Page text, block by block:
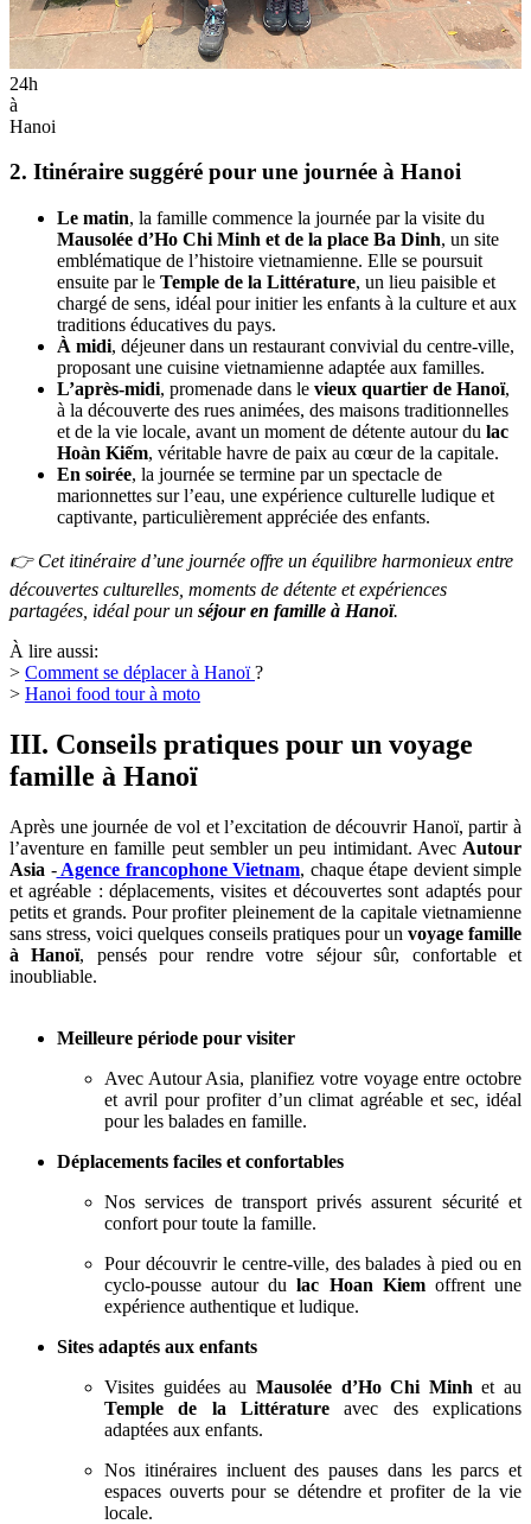
24h
à
Hanoi
2. Itinéraire suggéré pour une journée à Hanoi
Le matin, la famille commence la journée par la visite du
Mausolée d’Ho Chi Minh et de la place Ba Dinh, un site
emblématique de l’histoire vietnamienne. Elle se poursuit
ensuite par le Temple de la Littérature, un lieu paisible et
chargé de sens, idéal pour initier les enfants à la culture et aux
traditions éducatives du pays.
À midi, déjeuner dans un restaurant convivial du centre-ville,
proposant une cuisine vietnamienne adaptée aux familles.
L’après-midi, promenade dans le vieux quartier de Hanoï,
à la découverte des rues animées, des maisons traditionnelles
et de la vie locale, avant un moment de détente autour du lac
Hoàn Kiếm, véritable havre de paix au cœur de la capitale.
En soirée, la journée se termine par un spectacle de
marionnettes sur l’eau, une expérience culturelle ludique et
captivante, particulièrement appréciée des enfants.
👉 Cet itinéraire d’une journée offre un équilibre harmonieux entre
découvertes culturelles, moments de détente et expériences
partagées, idéal pour un séjour en famille à Hanoï.
À lire aussi:
> Comment se déplacer à Hanoï?
> Hanoi food tour à moto
III. Conseils pratiques pour un voyage
famille à Hanoï
Après une journée de vol et l’excitation de découvrir Hanoï, partir à
l’aventure en famille peut sembler un peu intimidant. Avec Autour
Asia -Agence francophone Vietnam, chaque étape devient simple
et agréable : déplacements, visites et découvertes sont adaptés pour
petits et grands. Pour profiter pleinement de la capitale vietnamienne
sans stress, voici quelques conseils pratiques pour un voyage famille
à Hanoï, pensés pour rendre votre séjour sûr, confortable et
inoubliable.
Meilleure période pour visiter
Avec Autour Asia, planifiez votre voyage entre octobre
et avril pour profiter d’un climat agréable et sec, idéal
pour les balades en famille.
Déplacements faciles et confortables
Nos services de transport privés assurent sécurité et
confort pour toute la famille.
Pour découvrir le centre-ville, des balades à pied ou en
cyclo-pousse autour dulac Hoan Kiemoffrent une
expérience authentique et ludique.
Sites adaptés aux enfants
Visites guidées au Mausolée d’Ho Chi Minh et au
Temple de la Littérature avec des explications
adaptées aux enfants.
Nos itinéraires incluent des pauses dans les parcs et
espaces ouverts pour se détendre et profiter de la vie
locale.